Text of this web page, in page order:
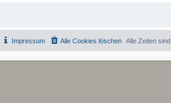
Alle Zeiten sind
Alle Cookies löschen
Impressum